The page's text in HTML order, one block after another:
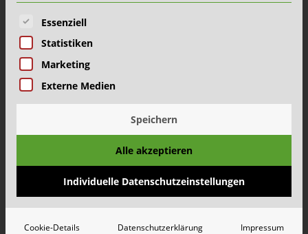
Wie Schönmackers die kommunale Entsorgung für
halb NRW organisiert
MehrAlle Meldungen
Unsere Social Media Kanäle - Vernetzen Sie sich
Es folgt eine Liste der Service-Gruppen, für die eine
Essenziell
Statistiken
Marketing
Externe Medien
Speichern
Alle akzeptieren
Individuelle Datenschutzeinstellungen
Cookie-Details Datenschutzerklärung Impressum